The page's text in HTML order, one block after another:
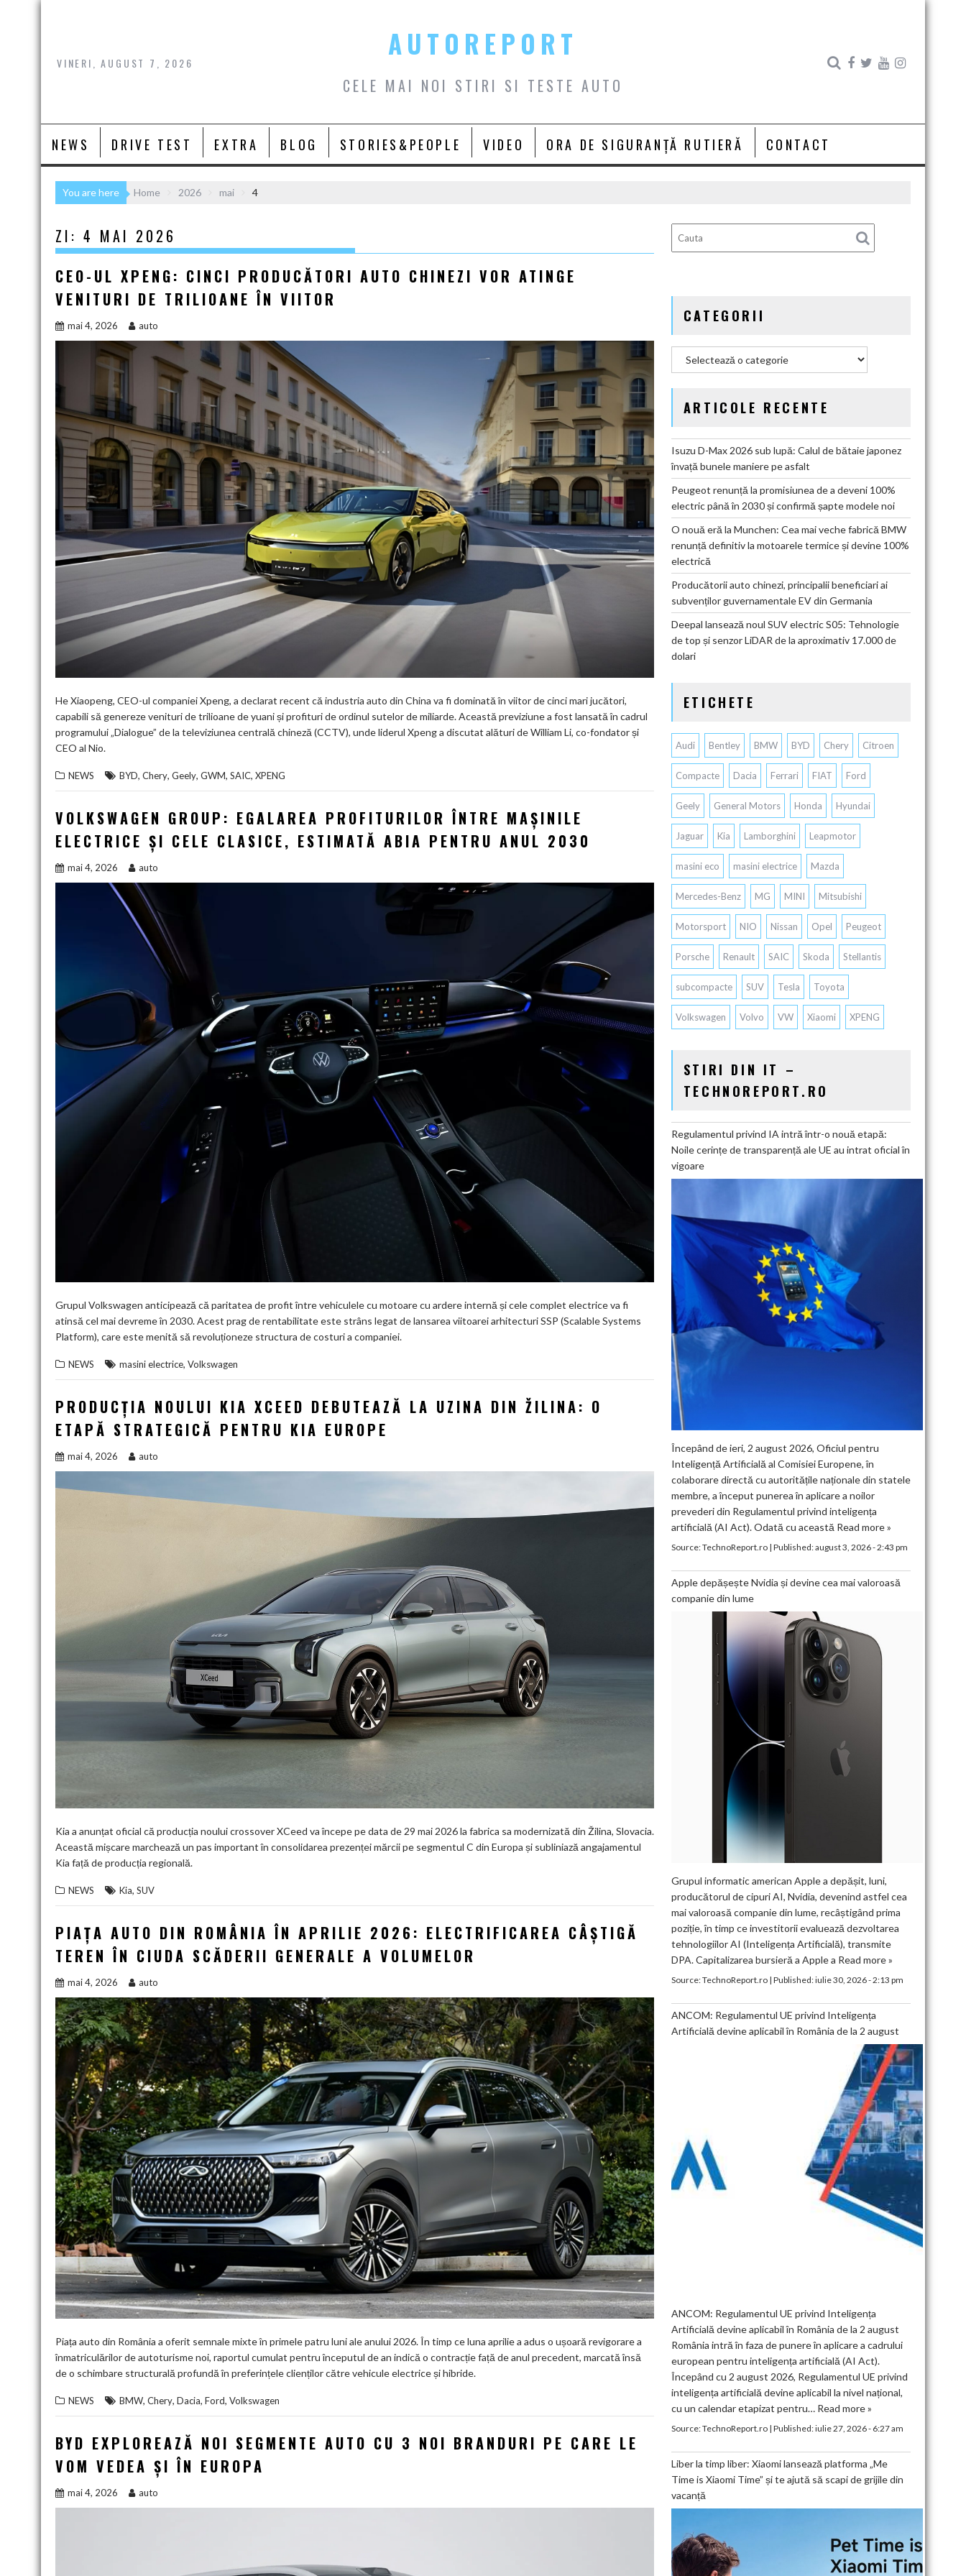
Skip
VINERI, AUGUST 7, 2026
AUTOREPORT
CELE MAI NOI STIRI SI TESTE AUTO
NEWS DRIVE TEST EXTRA BLOG STORIES&PEOPLE VIDEO ORA DE SIGURANȚĂ RUTIERĂ CONTACT
You are here Home 2026 mai 4
ZI: 4 MAI 2026
CEO-UL XPENG: CINCI PRODUCĂTORI AUTO CHINEZI VOR ATINGE
VENITURI DE TRILIOANE ÎN VIITOR
mai 4, 2026 auto
He Xiaopeng, CEO-ul companiei Xpeng, a declarat recent că industria auto din China va fi dominată în viitor de cinci mari jucători,
capabili să genereze venituri de trilioane de yuani și profituri de ordinul sutelor de miliarde. Această previziune a fost lansată în cadrul
programului „Dialogue” de la televiziunea centrală chineză (CCTV), unde liderul Xpeng a discutat alături de William Li, co-fondator și
CEO al Nio.
NEWS BYD, Chery, Geely, GWM, SAIC, XPENG
VOLKSWAGEN GROUP: EGALAREA PROFITURILOR ÎNTRE MAȘINILE
ELECTRICE ȘI CELE CLASICE, ESTIMATĂ ABIA PENTRU ANUL 2030
mai 4, 2026 auto
Grupul Volkswagen anticipează că paritatea de profit între vehiculele cu motoare cu ardere internă și cele complet electrice va fi
atinsă cel mai devreme în 2030. Acest prag de rentabilitate este strâns legat de lansarea viitoarei arhitecturi SSP (Scalable Systems
Platform), care este menită să revoluționeze structura de costuri a companiei.
NEWS masini electrice, Volkswagen
PRODUCȚIA NOULUI KIA XCEED DEBUTEAZĂ LA UZINA DIN ŽILINA: O
ETAPĂ STRATEGICĂ PENTRU KIA EUROPE
mai 4, 2026 auto
Kia a anunțat oficial că producția noului crossover XCeed va începe pe data de 29 mai 2026 la fabrica sa modernizată din Žilina, Slovacia.
Această mișcare marchează un pas important în consolidarea prezenței mărcii pe segmentul C din Europa și subliniază angajamentul
Kia față de producția regională.
NEWS Kia, SUV
PIAȚA AUTO DIN ROMÂNIA ÎN APRILIE 2026: ELECTRIFICAREA CÂȘTIGĂ
TEREN ÎN CIUDA SCĂDERII GENERALE A VOLUMELOR
mai 4, 2026 auto
Piața auto din România a oferit semnale mixte în primele patru luni ale anului 2026. În timp ce luna aprilie a adus o ușoară revigorare a
înmatriculărilor de autoturisme noi, raportul cumulat pentru începutul de an indică o contracție față de anul precedent, marcată însă
de o schimbare structurală profundă în preferințele clienților către vehicule electrice și hibride.
NEWS BMW, Chery, Dacia, Ford, Volkswagen
BYD EXPLOREAZĂ NOI SEGMENTE AUTO CU 3 NOI BRANDURI PE CARE LE
VOM VEDEA ȘI ÎN EUROPA
mai 4, 2026 auto
CATEGORII
ARTICOLE RECENTE
Isuzu D-Max 2026 sub lupă: Calul de bătaie japonez
învață bunele maniere pe asfalt
Peugeot renunță la promisiunea de a deveni 100%
electric până în 2030 și confirmă șapte modele noi
O nouă eră la Munchen: Cea mai veche fabrică BMW
renunță definitiv la motoarele termice și devine 100%
electrică
Producătorii auto chinezi, principalii beneficiari ai
subvenților guvernamentale EV din Germania
Deepal lansează noul SUV electric S05: Tehnologie
de top și senzor LiDAR de la aproximativ 17.000 de
dolari
ETICHETE
Audi Bentley BMW BYD Chery Citroen
Compacte Dacia Ferrari FIAT Ford
Geely General Motors Honda Hyundai
Jaguar Kia Lamborghini Leapmotor
masini eco masini electrice Mazda
Mercedes-Benz MG MINI Mitsubishi
Motorsport NIO Nissan Opel Peugeot
Porsche Renault SAIC Skoda Stellantis
subcompacte SUV Tesla Toyota
Volkswagen Volvo VW Xiaomi XPENG
STIRI DIN IT –
TECHNOREPORT.RO
Regulamentul privind IA intră într-o nouă etapă:
Noile cerințe de transparență ale UE au intrat oficial în
vigoare
Începând de ieri, 2 august 2026, Oficiul pentru
Inteligență Artificială al Comisiei Europene, în
colaborare directă cu autoritățile naționale din statele
membre, a început punerea în aplicare a noilor
prevederi din Regulamentul privind inteligența
artificială (AI Act). Odată cu această Read more »
Source:TechnoReport.ro| Published:august 3, 2026 - 2:43 pm
Apple depășește Nvidia și devine cea mai valoroasă
companie din lume
Grupul informatic american Apple a depășit, luni,
producătorul de cipuri AI, Nvidia, devenind astfel cea
mai valoroasă companie din lume, recâștigând prima
poziție, în timp ce investitorii evaluează dezvoltarea
tehnologiilor AI (Inteligența Artificială), transmite
DPA. Capitalizarea bursieră a Apple a Read more »
Source:TechnoReport.ro| Published:iulie 30, 2026 - 2:13 pm
ANCOM: Regulamentul UE privind Inteligența
Artificială devine aplicabil în România de la 2 august
ANCOM: Regulamentul UE privind Inteligența
Artificială devine aplicabil în România de la 2 august
România intră în faza de punere în aplicare a cadrului
european pentru inteligența artificială (AI Act).
Începând cu 2 august 2026, Regulamentul UE privind
inteligența artificială devine aplicabil la nivel național,
cu un calendar etapizat pentru… Read more »
Source:TechnoReport.ro| Published:iulie 27, 2026 - 6:27 am
Liber la timp liber: Xiaomi lansează platforma „Me
Time is Xiaomi Time” și te ajută să scapi de grijile din
vacanță